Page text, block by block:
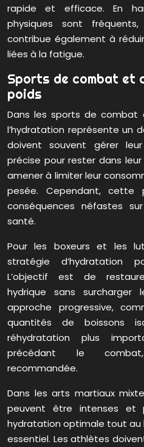
rapide et efficace. En
physiques sont
contribue également à
liées à la fatigue.
Sports de combat et
poids
Dans les sports de
l’hydratation représente un
doivent souvent gérer
précise pour rester dans
amener à limiter leur
pesée. Cependant, cette
conséquences néfastes
santé.
Pour les boxeurs et les
stratégie d’hydratation
L’objectif est de
hydrique sans surcharger
approche progressive,
quantités de boissons
réhydratation plus
précédant le
recommandée.
Dans les arts martiaux
peuvent être intenses et
hydratation optimale tout au
essentiel. Les athlètes